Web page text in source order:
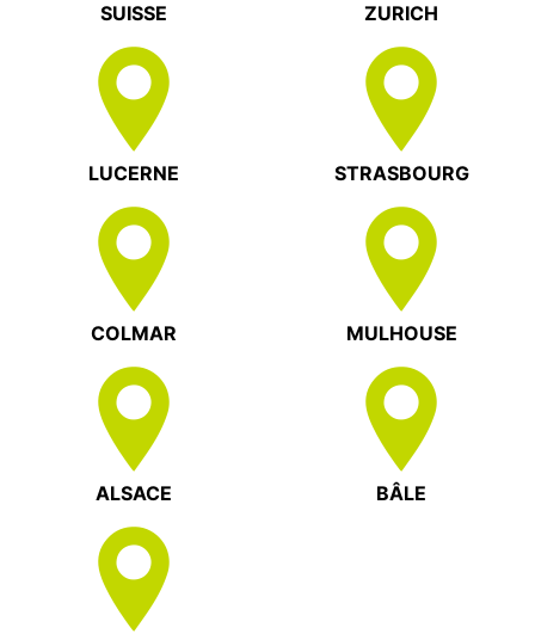
SUISSE ZURICH
LUCERNE STRASBOURG
COLMAR MULHOUSE
ALSACE BÂLE